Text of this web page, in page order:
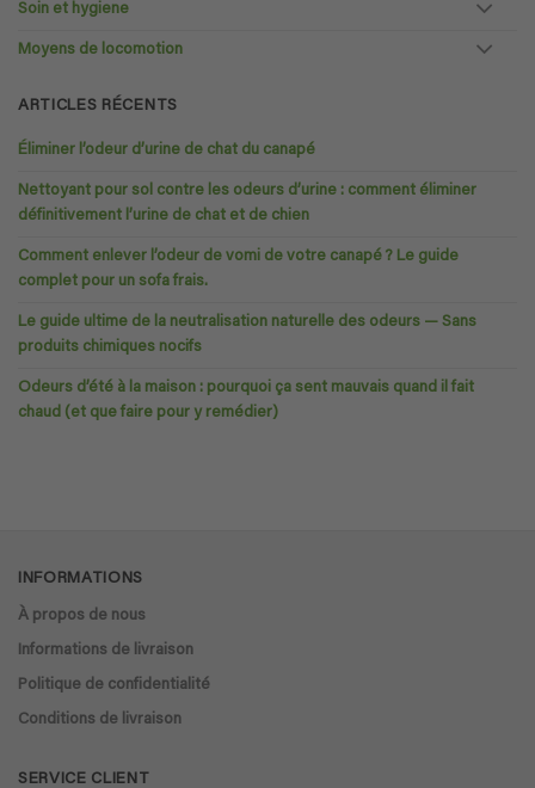
Soin et hygiene
Moyens de locomotion
ARTICLES RÉCENTS
Éliminer l’odeur d’urine de chat du canapé
Nettoyant pour sol contre les odeurs d’urine : comment éliminer
définitivement l’urine de chat et de chien
Comment enlever l’odeur de vomi de votre canapé ? Le guide
complet pour un sofa frais.
Le guide ultime de la neutralisation naturelle des odeurs — Sans
produits chimiques nocifs
Odeurs d’été à la maison : pourquoi ça sent mauvais quand il fait
chaud (et que faire pour y remédier)
INFORMATIONS
À propos de nous
Informations de livraison
Politique de confidentialité
Conditions de livraison
SERVICE CLIENT